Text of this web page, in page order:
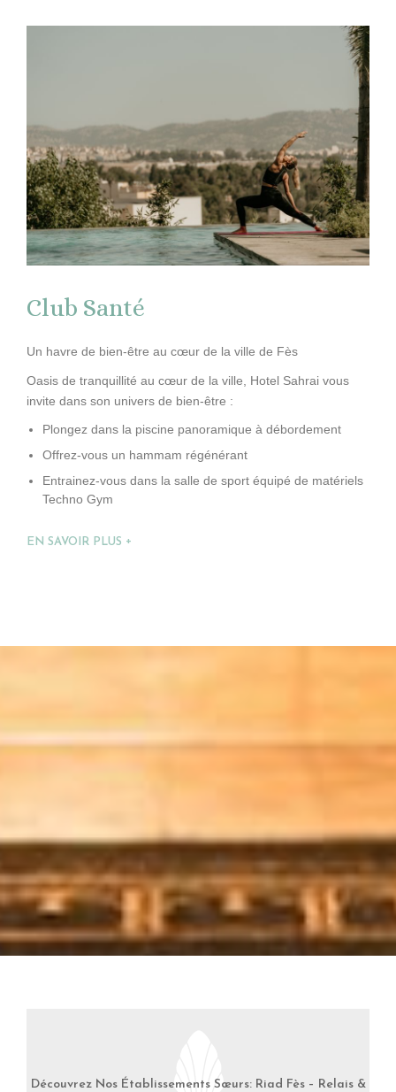
Club Santé
Un havre de bien-être au cœur de la ville de Fès
Oasis de tranquillité au cœur de la ville, Hotel Sahrai vous
invite dans son univers de bien-être :
Plongez dans la piscine panoramique à débordement
Offrez-vous un hammam régénérant
Entrainez-vous dans la salle de sport équipé de matériels
Techno Gym
EN SAVOIR PLUS
Découvrez Nos Établissements Sœurs: Riad Fès – Relais &